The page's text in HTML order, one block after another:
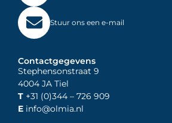
Stuur ons een e-mail
Contactgegevens
Stephensonstraat 9
4004 JA Tiel
T +31 (0)344 – 726 909
E info@olmia.nl